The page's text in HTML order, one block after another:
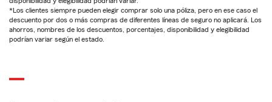
*Los clientes siempre pueden elegir comprar solo una póliza, pero en ese caso el
descuento por dos o más compras de diferentes líneas de seguro no aplicará. Los
ahorros, nombres de los descuentos, porcentajes, disponibilidad y elegibilidad
podrían variar según el estado.